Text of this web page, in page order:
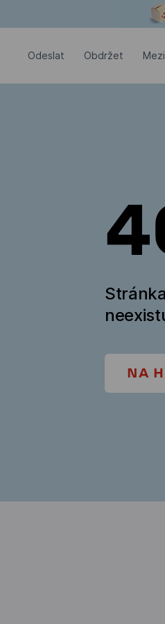
Odeslat Оbdržet
NA